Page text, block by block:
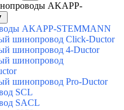
AKAPP-
AKAPP-STEMMANN
шинопровод Click-Ductor
шинопровод 4-Ductor
шинопровод
шинопровод Pro-Ductor
SCL
SACL